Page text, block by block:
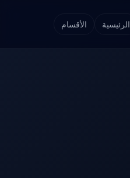
الرئيسية الأقسام